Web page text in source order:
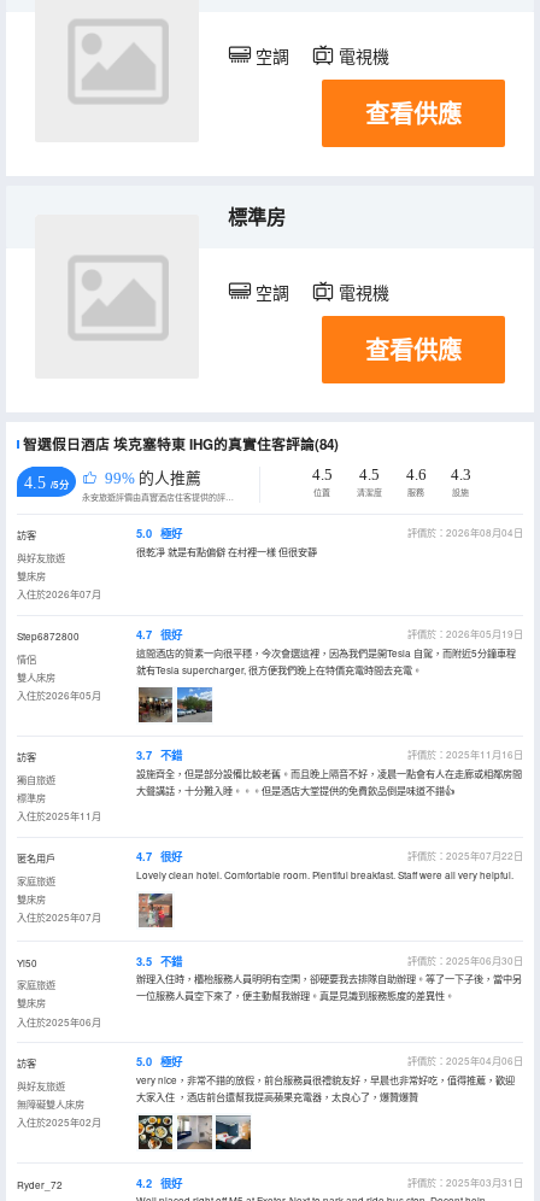
空調 電視機
查看供應
標準房
空調 電視機
查看供應
智選假日酒店 埃克塞特東 IHG的真實住客評論(84)
4.5 /5分 99% 的人推薦
永安旅遊評價由真實酒店住客提供的評價。
4.5
位置
4.5
清潔度
4.6
服務
4.3
設施
訪客
與好友旅遊
雙床房
入住於2026年07月
5.0 極好
評價於：2026年08月04日
很乾凈 就是有點偏僻 在村裡一樣 但很安靜
Step6872800
情侶
雙人床房
入住於2026年05月
4.7 很好
評價於：2026年05月19日
這間酒店的質素一向很平穩，今次會選這裡，因為我們是開Tesla 自駕，而附近5分鐘車程
就有Tesla supercharger, 很方便我們晚上在特價充電時間去充電。
訪客
獨自旅遊
標準房
入住於2025年11月
3.7 不錯
評價於：2025年11月16日
設施齊全，但是部分設備比較老舊。而且晚上隔音不好，凌晨一點會有人在走廊或相鄰房間
大聲講話，十分難入睡。。。但是酒店大堂提供的免費飲品倒是味道不錯👍
匿名用戶
家庭旅遊
雙床房
入住於2025年07月
4.7 很好
評價於：2025年07月22日
Lovely clean hotel. Comfortable room. Plentiful breakfast. Staff were all very helpful.
Yi50
家庭旅遊
雙床房
入住於2025年06月
3.5 不錯
評價於：2025年06月30日
辦理入住時，櫃枱服務人員明明有空閑，卻硬要我去排隊自助辦理。等了一下子後，當中另
一位服務人員空下來了，便主動幫我辦理。真是見識到服務態度的差異性。
訪客
與好友旅遊
無障礙雙人床房
入住於2025年02月
5.0 極好
評價於：2025年04月06日
very nice，非常不錯的放假，前台服務員很禮貌友好，早晨也非常好吃，值得推薦，歡迎
大家入住 ，酒店前台還幫我提高蘋果充電器，太良心了，爆贊爆贊
Ryder_72
4.2 很好
評價於：2025年03月31日